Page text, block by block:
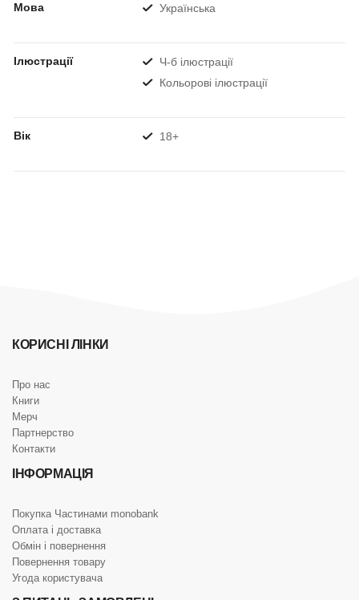
Мова Українська
Ілюстрації
Ч-б ілюстрації
Кольорові ілюстрації
Вік 18+
КОРИСНІ ЛІНКИ
Про нас
Книги
Мерч
Партнерство
Контакти
ІНФОРМАЦІЯ
Покупка Частинами monobank
Оплата і доставка
Обмін і повернення
Повернення товару
Угода користувача